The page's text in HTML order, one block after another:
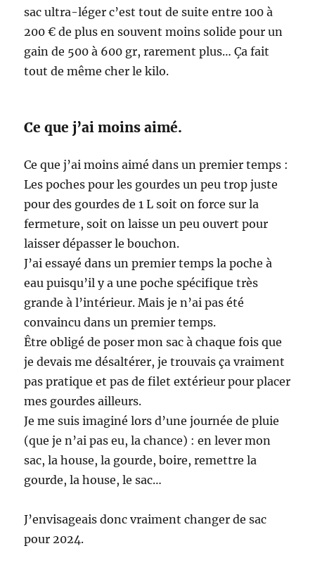
sac ultra-léger c’est tout de suite entre 100 à
200 € de plus en souvent moins solide pour un
gain de 500 à 600 gr, rarement plus… Ça fait
tout de même cher le kilo.
Ce que j’ai moins aimé.
Ce que j’ai moins aimé dans un premier temps :
Les poches pour les gourdes un peu trop juste
pour des gourdes de 1 L soit on force sur la
fermeture, soit on laisse un peu ouvert pour
laisser dépasser le bouchon.
J’ai essayé dans un premier temps la poche à
eau puisqu’il y a une poche spécifique très
grande à l’intérieur. Mais je n’ai pas été
convaincu dans un premier temps.
Être obligé de poser mon sac à chaque fois que
je devais me désaltérer, je trouvais ça vraiment
pas pratique et pas de filet extérieur pour placer
mes gourdes ailleurs.
Je me suis imaginé lors d’une journée de pluie
(que je n’ai pas eu, la chance) : en lever mon
sac, la house, la gourde, boire, remettre la
gourde, la house, le sac…
J’envisageais donc vraiment changer de sac
pour 2024.